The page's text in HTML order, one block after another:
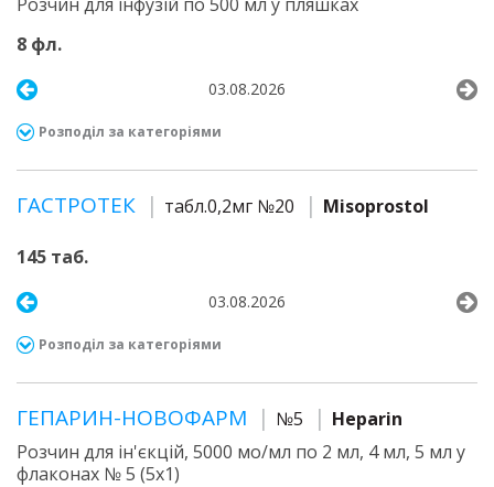
8 фл.
03.08.2026
Розподіл за категоріями
ГАСТРОТЕК табл.0,2мг №20 Misoprostol
145 таб.
03.08.2026
Розподіл за категоріями
ГЕПАРИН-НОВОФАРМ №5
Heparin
Розчин для ін'єкцій, 5000 мо/мл по 2 мл, 4 мл, 5 мл у
флаконах № 5 (5х1)